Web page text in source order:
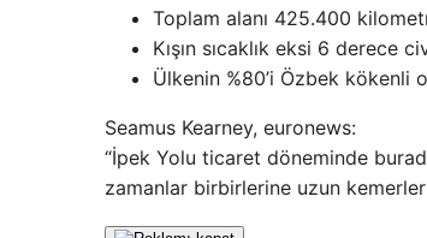
Toplam alanı 425.400
Kışın sıcaklık eksi 6 derece
Ülkenin %80’i Özbek kökenli
Seamus Kearney, euronews:
“İpek Yolu ticaret döneminde
zamanlar birbirlerine uzun